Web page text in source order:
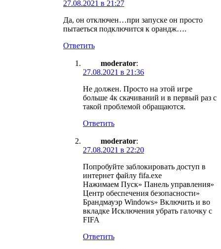
27.08.2021 в 21:27
Да, он отключен…при запуске он просто
пытаеться подключится к орандж….
Ответить
moderator:
27.08.2021 в 21:36
Не должен. Просто на этой игре
больше 4к скачиваний и в первый раз с
такой проблемой обращаются.
Ответить
moderator:
27.08.2021 в 22:20
Попробуйте заблокировать доступ в
интернет файлу fifa.exe
Нажимаем Пуск» Панель управления»
Центр обеспечения безопасности»
Брандмауэр Windows» Включить и во
вкладке Исключения убрать галочку с
FIFA
Ответить